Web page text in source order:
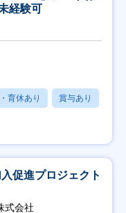
経験可
育休あり 賞与あり
促進プロジェクト
式会社